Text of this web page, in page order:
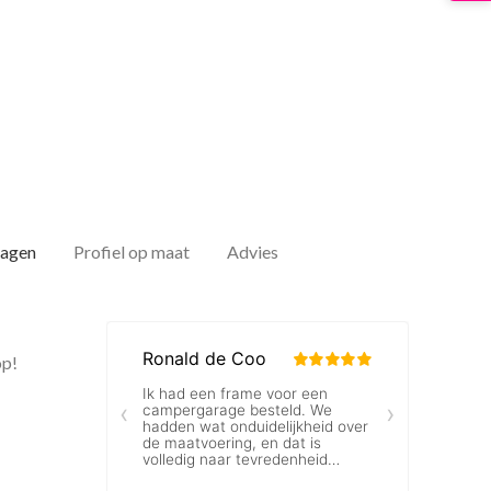
Profiel op maat Advies